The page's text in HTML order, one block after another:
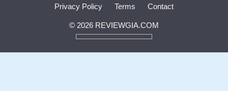
Privacy Policy Terms Contact
© 2026 REVIEWGIA.COM